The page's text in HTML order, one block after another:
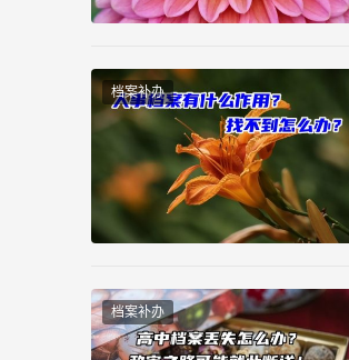
档案补办
档案补办